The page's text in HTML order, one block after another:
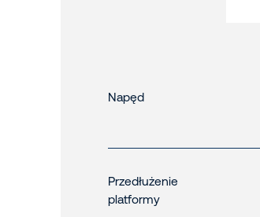
Napęd
Przedłużenie
platformy